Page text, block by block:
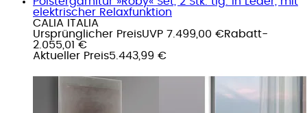
elektrischer Relaxfunktion
CALIA ITALIA
Ursprünglicher PreisUVP 7.499,00 €Rabatt-
2.055,01 €
Aktueller Preis5.443,99 €